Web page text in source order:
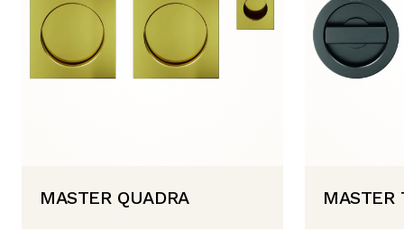
MASTER QUADRA MASTER